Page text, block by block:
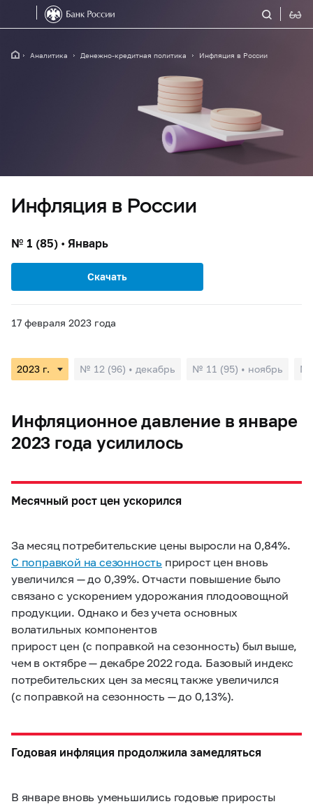
Аналитика Денежно-кредитная политика Инфляция в России
Инфляция в России
№ 1 (85) • Январь
Скачать
17 февраля 2023 года
№ 12 (96) • декабрь № 11 (95) • ноябрь №
Инфляционное давление в январе
2023 года усилилось
Месячный рост цен ускорился
За месяц потребительские цены выросли на 0,84%.
С поправкой на сезонность прирост цен вновь
увеличился — до 0,39%. Отчасти повышение было
связано с ускорением удорожания плодоовощной
продукции. Однако и без учета основных
волатильных компонентов
прирост цен (с поправкой на сезонность) был выше,
чем в октябре — декабре 2022 года. Базовый индекс
потребительских цен за месяц также увеличился
(с поправкой на сезонность — до 0,13%).
Годовая инфляция продолжила замедляться
В январе вновь уменьшились годовые приросты